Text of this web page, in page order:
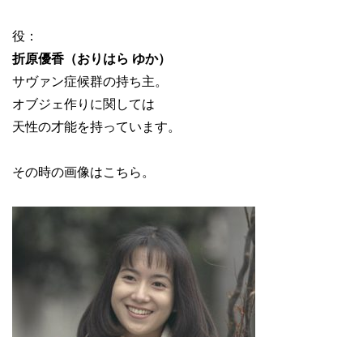
役：
折原優香（おりはら ゆか）
サヴァン症候群の持ち主。
オブジェ作りに関しては
天性の才能を持っています。
その時の画像はこちら。